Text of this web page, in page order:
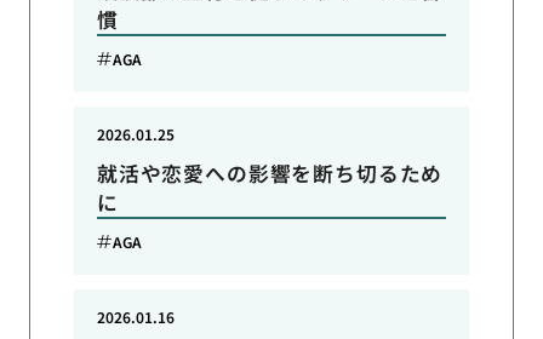
慣
AGA
就活や恋愛への影響を断ち切るため
に
2026.01.25
AGA
2026.01.16